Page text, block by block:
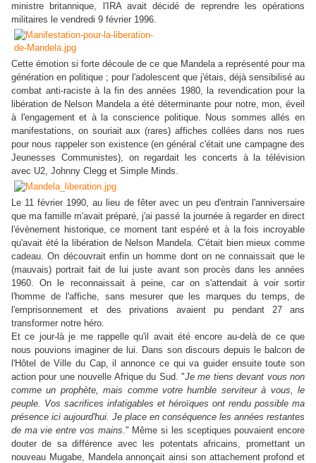
ministre britannique, l'IRA avait décidé de reprendre les opérations
militaires le vendredi 9 février 1996.
Cette émotion si forte découle de ce que Mandela a représenté pour ma
génération en politique ; pour l'adolescent que j'étais, déjà sensibilisé au
combat anti-raciste à la fin des années 1980, la revendication pour la
libération de Nelson Mandela a été déterminante pour notre, mon, éveil
à l'engagement et à la conscience politique. Nous sommes allés en
manifestations, on souriait aux (rares) affiches collées dans nos rues
pour nous rappeler son existence (en général c'était une campagne des
Jeunesses Communistes), on regardait les concerts à la télévision
avec U2, Johnny Clegg et Simple Minds.
Le 11 février 1990, au lieu de fêter avec un peu d'entrain l'anniversaire
que ma famille m'avait préparé, j'ai passé la journée à regarder en direct
l'évènement historique, ce moment tant espéré et à la fois incroyable
qu'avait été la libération de Nelson Mandela. C'était bien mieux comme
cadeau. On découvrait enfin un homme dont on ne connaissait que le
(mauvais) portrait fait de lui juste avant son procès dans les années
1960. On le reconnaissait à peine, car on s'attendait à voir sortir
l'homme de l'affiche, sans mesurer que les marques du temps, de
l'emprisonnement et des privations avaient pu pendant 27 ans
transformer notre héro.
Et ce jour-là je me rappelle qu'il avait été encore au-delà de ce que
nous pouvions imaginer de lui. Dans son discours depuis le balcon de
l'Hôtel de Ville du Cap, il annonce ce qui va guider ensuite toute son
action pour une nouvelle Afrique du Sud. "Je me tiens devant vous non
comme un prophète, mais comme votre humble serviteur à vous, le
peuple. Vos sacrifices infatigables et héroïques ont rendu possible ma
présence ici aujourd'hui. Je place en conséquence les années restantes
de ma vie entre vos mains." Même si les sceptiques pouvaient encore
douter de sa différence avec les potentats africains, promettant un
nouveau Mugabe, Mandela annonçait ainsi son attachement profond et